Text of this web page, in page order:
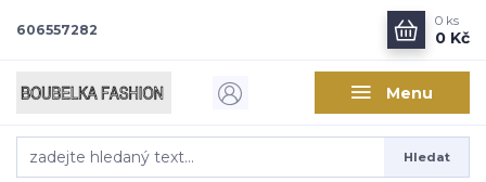
Menu
Hledat
606557282
0 ks
0 Kč